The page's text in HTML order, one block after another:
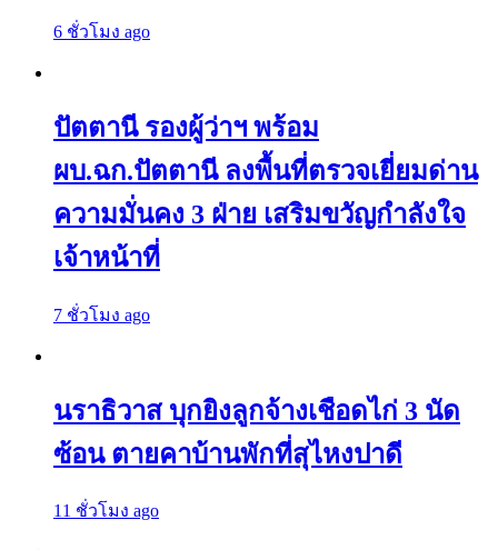
6 ชั่วโมง ago
ปัตตานี รองผู้ว่าฯ พร้อม
ผบ.ฉก.ปัตตานี ลงพื้นที่ตรวจเยี่ยมด่าน
ความมั่นคง 3 ฝ่าย เสริมขวัญกำลังใจ
เจ้าหน้าที่
7 ชั่วโมง ago
นราธิวาส บุกยิงลูกจ้างเชือดไก่ 3 นัด
ซ้อน ตายคาบ้านพักที่สุไหงปาดี
11 ชั่วโมง ago